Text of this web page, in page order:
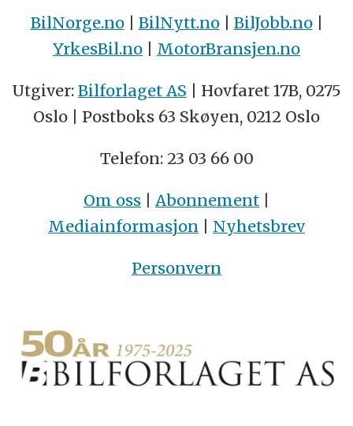
BilNorge.no| BilNytt.no| BilJobb.no|
YrkesBil.no
MotorBransjen.no
Utgiver: Bilforlaget AS | Hovfaret 17B, 0275
Oslo | Postboks 63 Skøyen, 0212 Oslo
Telefon: 23 03 66 00
Om oss | Abonnement |
Mediainformasjon | Nyhetsbrev
Personvern